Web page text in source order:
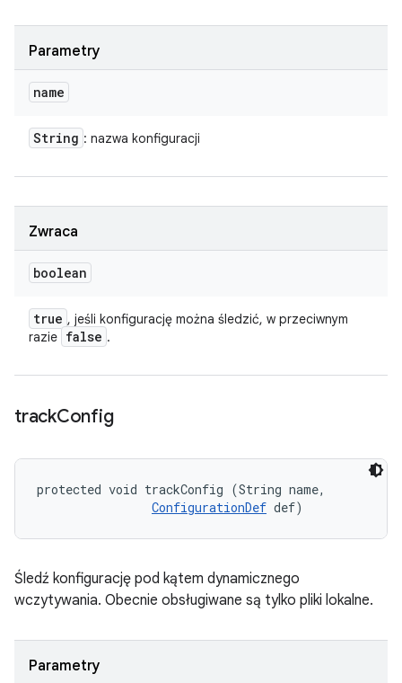
Parametry
name
String : nazwa konfiguracji
Zwraca
boolean
true , jeśli konfigurację można śledzić, w przeciwnym
razie false .
trackConfig
protected void trackConfig (String name,
ConfigurationDef def)
Śledź konfigurację pod kątem dynamicznego
wczytywania. Obecnie obsługiwane są tylko pliki lokalne.
Parametry